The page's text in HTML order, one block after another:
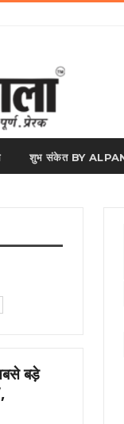
शुभ संकेत BY
बड़े